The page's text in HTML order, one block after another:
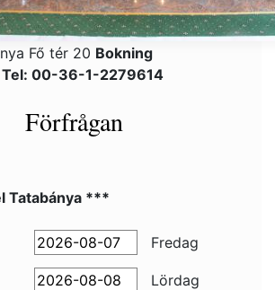
Fő tér 20 Bokning
Tel: 00-36-1-2279614
Förfrågan
Tatabánya ***
Fredag
Lördag